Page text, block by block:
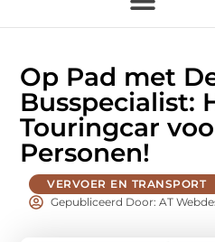
Op Pad met
Busspecialist:
Touringcar
Personen!
VERVOER EN TRANSPORT
Gepubliceerd Door: AT